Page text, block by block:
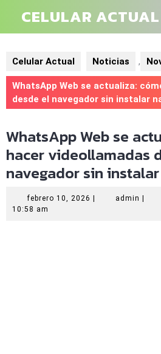
contenido
CELULAR ACTUAL
Celular Actual Noticias ,
WhatsApp Web se actualiza:
desde el navegador sin instalar
WhatsApp Web se
hacer videollamadas
navegador sin
febrero 10, 2026 febreroadmin admin
10:58 am